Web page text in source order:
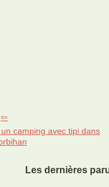
camping avec tipi dans
Les dernières